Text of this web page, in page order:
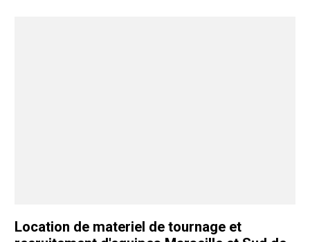
Location de materiel de tournage et